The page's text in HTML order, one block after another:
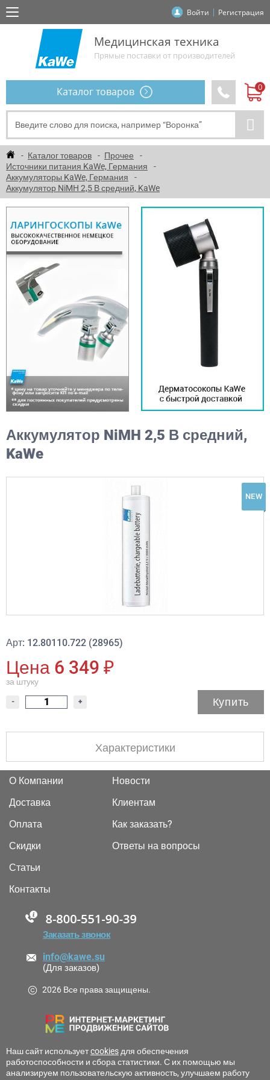
Войти Регистрация
Медицинская техника
Прямые поставки от производителей
Каталог товаров
Каталог товаров
Прочее
Источники питания KaWe, Германия
Аккумуляторы KaWe, Германия
Аккумулятор NiMH 2,5 В средний, KaWe
Аккумулятор NiMH 2,5 В средний,
KaWe
NEW
Арт: 12.80110.722 (28965)
Цена 6 349 ₽
за штуку
- + Купить
Характеристики
О Компании
Доставка
Оплата
Скидки
Новости
Клиентам
Как заказать?
Ответы на вопросы
Статьи
Контакты
88005555550
Заказать звонок
info@kawe.su
(Для заказов)
2026 Все права защищены.
Наш сайт используетcookiesдля обеспечения
работоспособности и сбора статистики. С их помощью мы
анализируем пользовательскую активность, улучшаем работу